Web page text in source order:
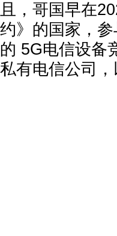
且，哥国早在
约》的国家，
的 5G电信设备
私有电信公司